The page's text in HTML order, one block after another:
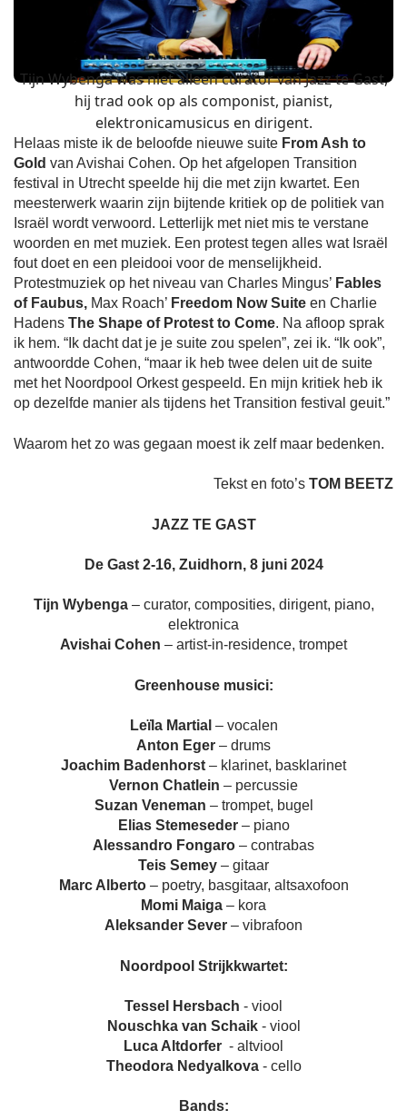
Tijn Wybenga was niet alleen curator van Jazz te Gast,
hij trad ook op als componist, pianist,
elektronicamusicus en dirigent.
Helaas miste ik de beloofde nieuwe suite From Ash to
Gold van Avishai Cohen. Op het afgelopen Transition
festival in Utrecht speelde hij die met zijn kwartet. Een
meesterwerk waarin zijn bijtende kritiek op de politiek van
Israël wordt verwoord. Letterlijk met niet mis te verstane
woorden en met muziek. Een protest tegen alles wat Israël
fout doet en een pleidooi voor de menselijkheid.
Protestmuziek op het niveau van Charles Mingus’ Fables
of Faubus, Max Roach’ Freedom Now Suite en Charlie
Hadens The Shape of Protest to Come. Na afloop sprak
ik hem. “Ik dacht dat je je suite zou spelen”, zei ik. “Ik ook”,
antwoordde Cohen, “maar ik heb twee delen uit de suite
met het Noordpool Orkest gespeeld. En mijn kritiek heb ik
op dezelfde manier als tijdens het Transition festival geuit.”
Waarom het zo was gegaan moest ik zelf maar bedenken.
Tekst en foto’s TOM BEETZ
JAZZ TE GAST
De Gast 2-16, Zuidhorn, 8 juni 2024
Tijn Wybenga– curator, composities, dirigent, piano,
elektronica
Avishai Cohen – artist-in-residence, trompet
Greenhouse musici:
Leïla Martial – vocalen
Anton Eger – drums
Joachim Badenhorst – klarinet, basklarinet
Vernon Chatlein – percussie
Suzan Veneman – trompet, bugel
Elias Stemeseder – piano
Alessandro Fongaro – contrabas
Teis Semey – gitaar
Marc Alberto– poetry, basgitaar, altsaxofoon
Momi Maiga – kora
Aleksander Sever – vibrafoon
Noordpool Strijkkwartet:
Tessel Hersbach - viool
Nouschka van Schaik- viool
Luca Altdorfer - altviool
Theodora Nedyalkova- cello
Bands: